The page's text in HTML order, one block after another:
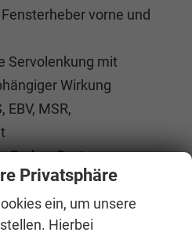
vorne und
Servolenkung mit
Wirkung
EBV, MSR,
Brake - System zur
vor dem
bei drohendem
Privatsphäre
ein, um unsere
Hierbei